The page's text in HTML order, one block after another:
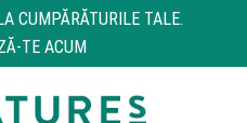
CUMPĂRĂTURILE TALE.
TE ACUM